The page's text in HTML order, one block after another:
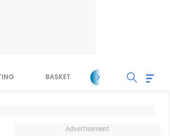
BASKET SPORT LAIN
Advertisement